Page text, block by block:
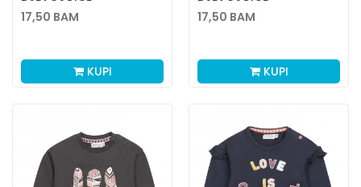
17,50 BAM
KUPI
17,50 BAM
KUPI